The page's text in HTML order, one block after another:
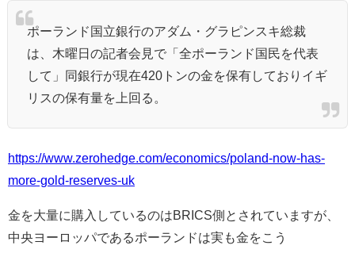
ポーランド国立銀行のアダム・グラピンスキ総裁
は、木曜日の記者会見で「全ポーランド国民を代表
して」同銀行が現在420トンの金を保有しておりイギ
リスの保有量を上回る。
https://www.zerohedge.com/economics/poland-now-has-
more-gold-reserves-uk
金を大量に購入しているのはBRICS側とされていますが、
中央ヨーロッパであるポーランドは実も金をこう